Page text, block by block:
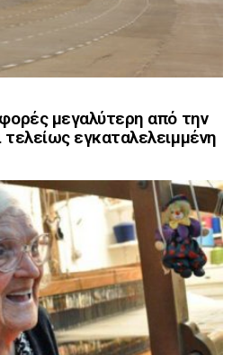
μεγαλύτερη από την
εγκαταλελειμμένη